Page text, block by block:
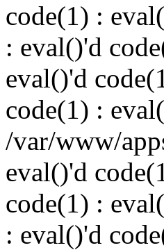
code(1) :
: eval()'d
eval()'d
code(1) :
/var/www/
eval()'d
code(1) :
: eval()'d